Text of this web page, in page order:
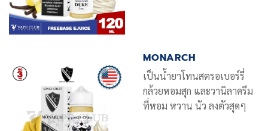
MONARCH
เป็นน้ำยาโทนสตรอเบอร์รี่
กล้วยหอมสุก และวานิลาครีม
ที่หอม หวาน นัว ลงตัวสุดๆ